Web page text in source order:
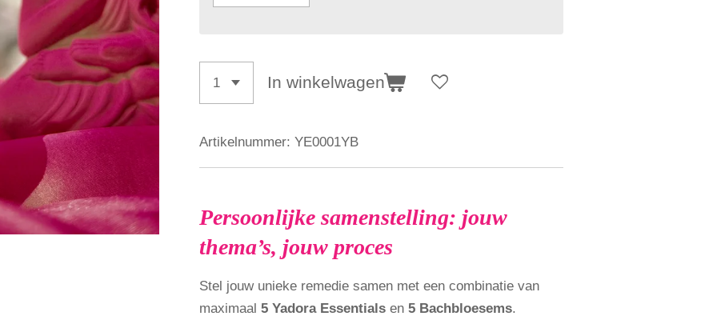
In winkelwagen
Artikelnummer: YE0001YB
Persoonlijke samenstelling: jouw
thema’s, jouw proces
Stel jouw unieke remedie samen met een combinatie van
maximaal 5 Yadora Essentials en 5 Bachbloesems.